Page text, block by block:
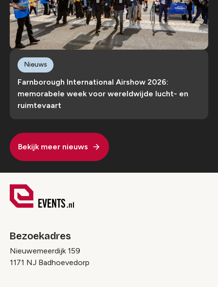
Farnborough International Airshow 2026:
memorabele week voor wereldwijde lucht- en
ruimtevaart
Nieuws
Bekijk meer nieuws
Bezoekadres
Nieuwemeerdijk 159
1171 NJ Badhoevedorp